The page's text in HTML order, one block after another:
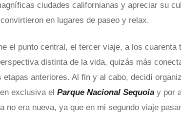
ciudades californianas y apreciar su
en lugares de paseo y relax.
el punto central, el tercer viaje, a los cuarenta
distinta de la vida, quizás más
etapas anteriores. Al fin y al cabo, decidí
exclusiva el Parque Nacional Sequoia y por
no era nueva, ya que en mi segundo viaje